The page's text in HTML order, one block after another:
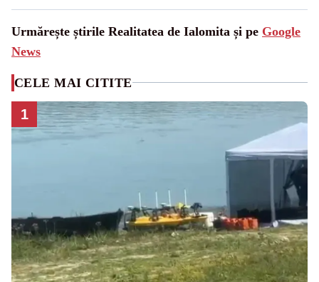
Urmărește știrile Realitatea de Ialomita și pe Google
News
CELE MAI CITITE
1